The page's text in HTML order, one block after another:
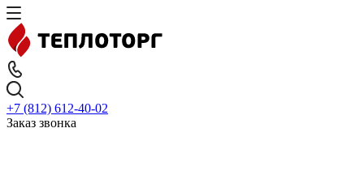
+7 (812) 612-40-02
Заказ звонка